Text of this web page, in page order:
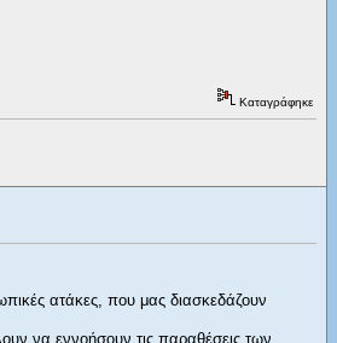
Καταγράφηκε
ατάκες, που μας διασκεδάζουν
να εννοήσουν τις παραθέσεις των